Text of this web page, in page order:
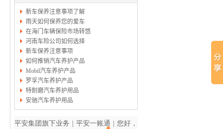
新车保养注意事项了解
雨天如何保养您的爱车
在海门车辆保险市场转悠
河南车险公司如何选择
新车保养注意事项
如何推销汽车养护产品
Mobil汽车养护产品
罗孚汽车养护产品
特耐磨汽车养护用品
安驰汽车养护用品